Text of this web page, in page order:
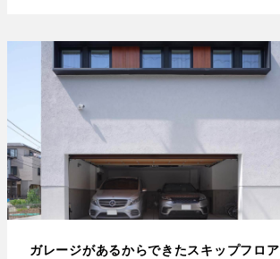
ガレージがあるからできたスキップフロア